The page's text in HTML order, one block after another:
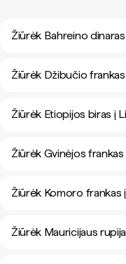
Žiūrėk Bahreino
Žiūrėk Džibučio
Žiūrėk Etiopijos biras į
Žiūrėk Gvinėjos
Žiūrėk Komoro frankas
Žiūrėk Mauricijaus